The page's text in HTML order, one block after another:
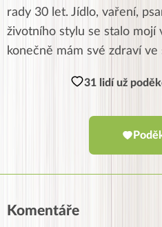
rady 30 let. Jídlo, vaření,
životního stylu se stalo mojí
konečně mám své zdraví ve
31 lidí už
Komentáře